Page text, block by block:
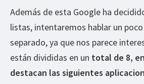
Además de esta Google ha
listas, intentaremos hablar un
separado, ya que nos parece
están divididas en un total de 8,
destacan las siguientes